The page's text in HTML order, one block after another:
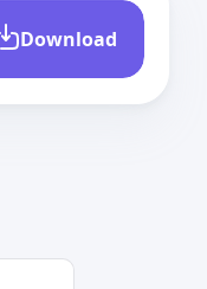
Download